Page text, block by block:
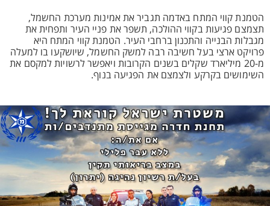
הטמנת קווי המתח באדמה תגביר את אמינות מערכת החשמל,
תצמצם פגיעות בקווי ההולכה, תשפר את פניי העיר ותפחית את
מגבלות הבנייה והתכנון ברחבי העיר. הטמנת קווי המתח היא
פרויקט ארצי בעל חשיבה רבה למשק החשמל, שיושקעו בו למעלה
מ-20 מיליארד שקלים בשנים הקרובות ויאפשר לרשויות למקסם את
השימושים בקרקע ולצמצם את הפגיעה בנוף.